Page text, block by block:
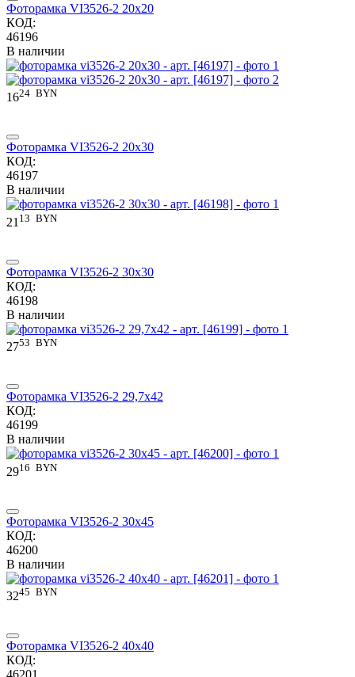
Фоторамка VI3526-2 20x20
КОД:
46196
В наличии
1624 BYN
Фоторамка VI3526-2 20x30
КОД:
46197
В наличии
21 13 BYN
Фоторамка VI3526-2 30x30
КОД:
46198
В наличии
2753 BYN
Фоторамка VI3526-2 29,7x42
КОД:
46199
В наличии
2916 BYN
Фоторамка VI3526-2 30x45
КОД:
46200
В наличии
3245 BYN
Фоторамка VI3526-2 40x40
КОД:
46201